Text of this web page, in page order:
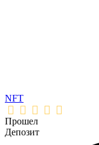
NFT
Прошел
Депозит